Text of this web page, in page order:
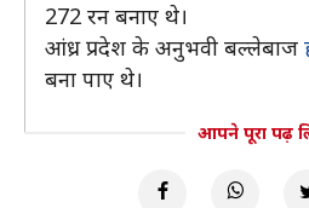
272 रन बनाए थे।
आंध्र प्रदेश के अनुभवी बल्लेबाज
बना पाए थे।
आपने पूरा पढ़